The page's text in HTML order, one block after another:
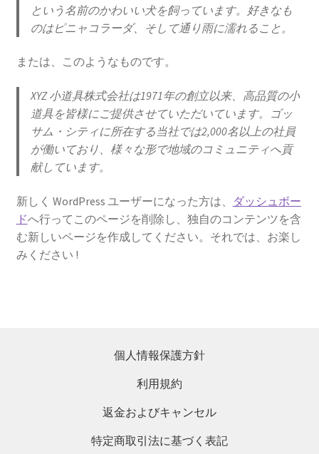
という名前のかわいい犬を飼っています。好きなも
のはピニャコラーダ、そして通り雨に濡れること。
または、このようなものです。
XYZ 小道具株式会社は1971年の創立以来、高品質の小
道具を皆様にご提供させていただいています。ゴッ
サム・シティに所在する当社では2,000名以上の社員
が働いており、様々な形で地域のコミュニティへ貢
献しています。
新しく WordPress ユーザーになった方は、
ダッシュボー
ドへ行ってこのページを削除し、独自のコンテンツを含
む新しいページを作成してください。それでは、お楽し
みください !
個人情報保護方針
利用規約
返金およびキャンセル
特定商取引法に基づく表記